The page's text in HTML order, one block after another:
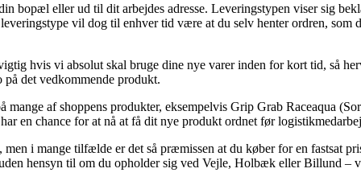
bopæl eller ud til dit arbejdes adresse. Leveringstypen viser sig
vil dog til enhver tid være at du selv henter ordren, som
hvis vi absolut skal bruge dine nye varer inden for kort tid, så
på det vedkommende produkt.
af shoppens produkter, eksempelvis Grip Grab Raceaqua
en chance for at nå at få dit nye produkt ordnet før
i mange tilfælde er det så præmissen at du køber for en fastsat
hensyn til om du opholder sig ved Vejle, Holbæk eller Billund –